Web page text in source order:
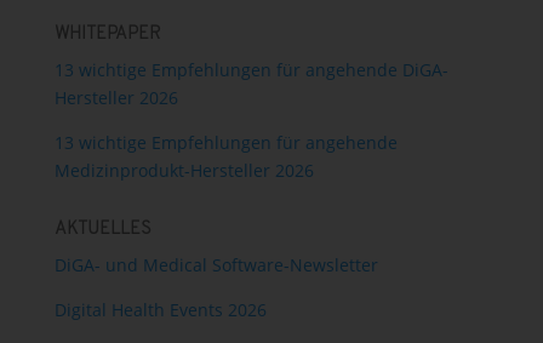
WHITEPAPER
13 wichtige Empfehlungen für angehende DiGA-
Hersteller 2026
13 wichtige Empfehlungen für angehende
Medizinprodukt-Hersteller 2026
AKTUELLES
DiGA- und Medical Software-Newsletter
Digital Health Events 2026